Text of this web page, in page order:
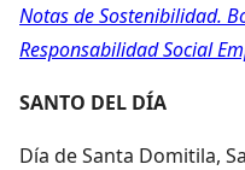
Notas de Sostenibilidad.
Responsabilidad Social
SANTO DEL DÍA
Día de Santa Domitila,